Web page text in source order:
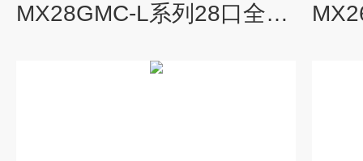
MX28GMC-L系列28口全千三层机架式工业级以太网交换机